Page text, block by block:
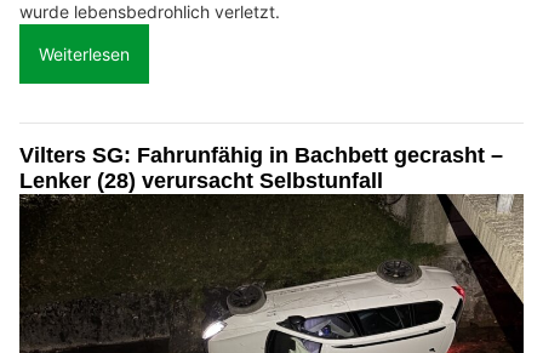
wurde lebensbedrohlich verletzt.
Weiterlesen
Vilters SG: Fahrunfähig in Bachbett gecrasht –
Lenker (28) verursacht Selbstunfall